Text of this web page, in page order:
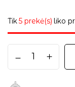
Tik5 prekė(s) liko